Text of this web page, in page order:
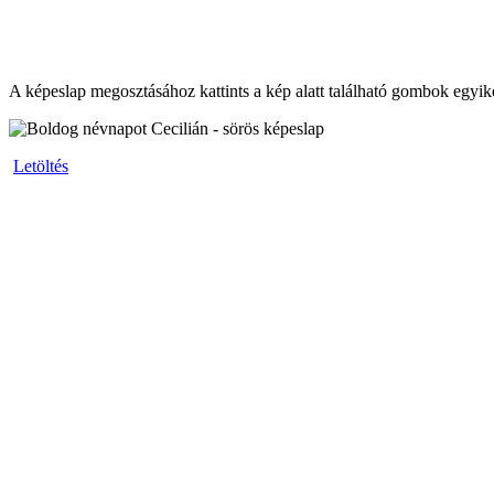
A képeslap megosztásához kattints a kép alatt található gombok
Letöltés